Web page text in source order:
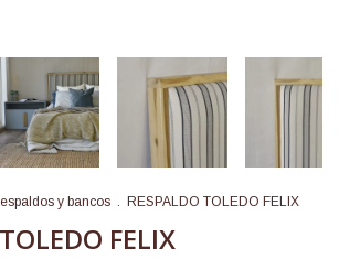
y bancos . RESPALDO TOLEDO FELIX
FELIX